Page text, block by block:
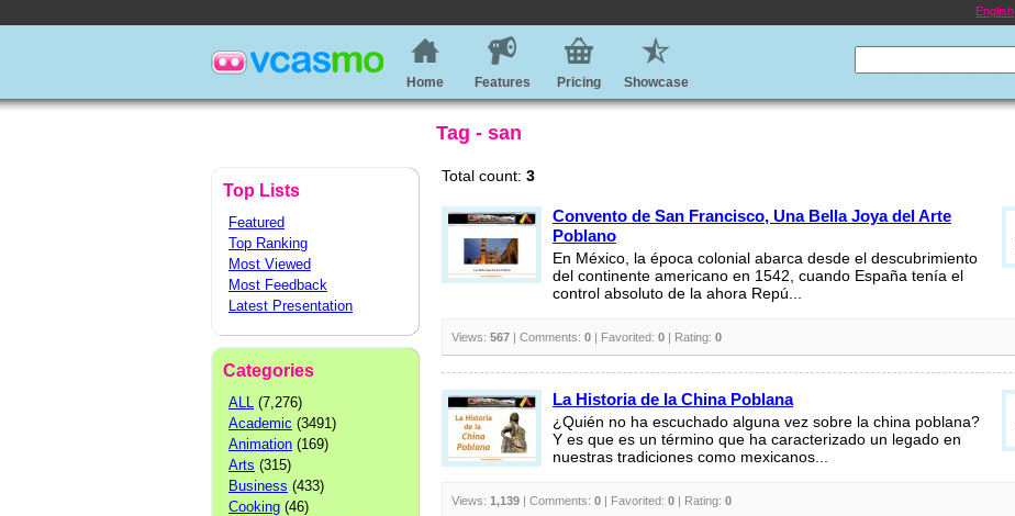
English
Home Features Pricing Showcase
Tag - san
Top Lists
Featured
Top Ranking
Most Viewed
Most Feedback
Latest Presentation
Categories
ALL (7,276)
Academic (3491)
Animation (169)
Arts (315)
Business (433)
Cooking (46)
Total count: 3
Convento de San Francisco, Una Bella Joya del Arte
Poblano
En México, la época colonial abarca desde el descubrimiento
del continente americano en 1542, cuando España tenía el
control absoluto de la ahora Repú...
Views: 567 | Comments: 0 | Favorited: 0 | Rating: 0
La Historia de la China Poblana
¿Quién no ha escuchado alguna vez sobre la china poblana?
Y es que es un término que ha caracterizado un legado en
nuestras tradiciones como mexicanos...
Views: 1,139 | Comments: 0 | Favorited: 0 | Rating: 0